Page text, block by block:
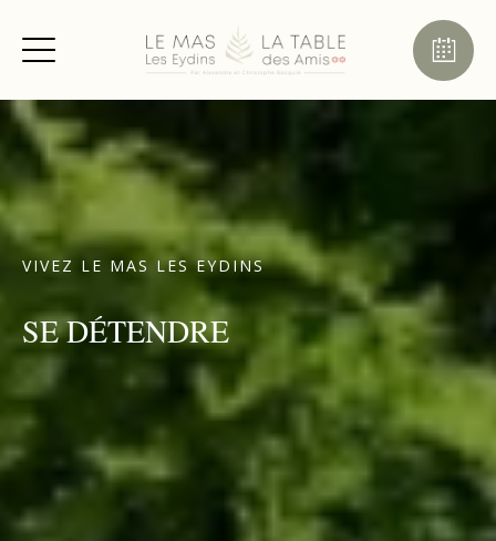
VIVEZ LE MAS LES EYDINS
SE DÉTENDRE